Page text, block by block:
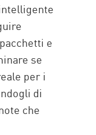
e
se
per i
di
che